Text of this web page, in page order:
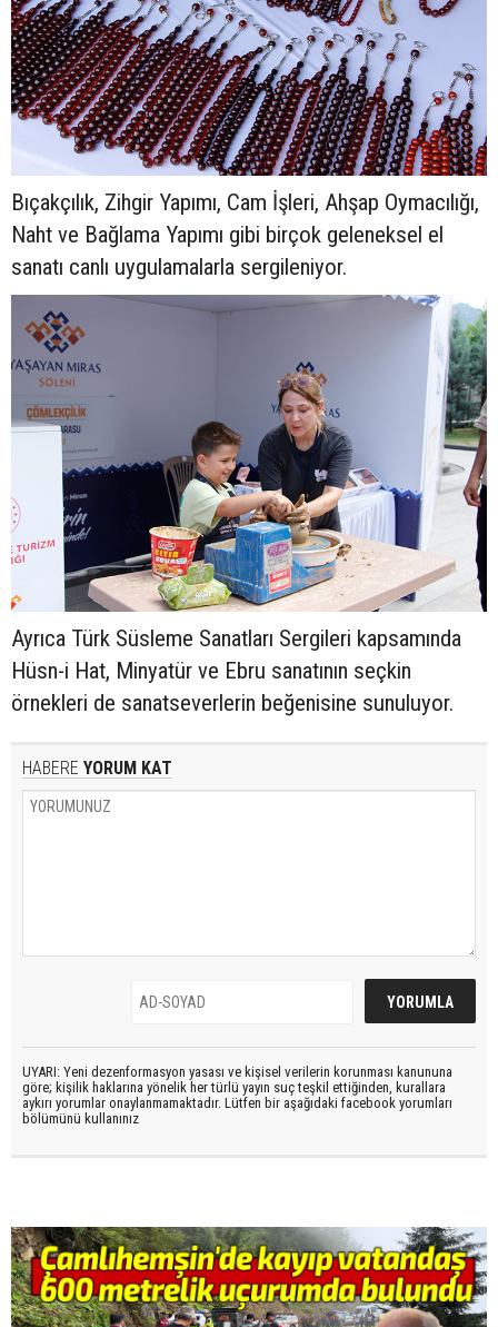
Bıçakçılık, Zihgir Yapımı, Cam İşleri, Ahşap Oymacılığı,
Naht ve Bağlama Yapımı gibi birçok geleneksel el
sanatı canlı uygulamalarla sergileniyor.
Ayrıca Türk Süsleme Sanatları Sergileri kapsamında
Hüsn-i Hat, Minyatür ve Ebru sanatının seçkin
örnekleri de sanatseverlerin beğenisine sunuluyor.
HABERE YORUM KAT
UYARI: Yeni dezenformasyon yasası ve kişisel verilerin korunması kanununa
göre; kişilik haklarına yönelik her türlü yayın suç teşkil ettiğinden, kurallara
aykırı yorumlar onaylanmamaktadır. Lütfen bir aşağıdaki facebook yorumları
bölümünü kullanınız